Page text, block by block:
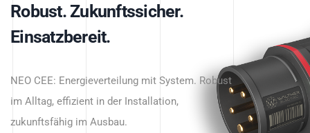
Intelligente Stromverteilung
beginnt hier.
Robust. Zukunftssicher.
Einsatzbereit.
NEO CEE: Energieverteilung mit System. Robust
im Alltag, effizient in der Installation,
zukunftsfähig im Ausbau.
Intelligenz trifft Energie.
Anwendungen – robust, IP-geschützt und
zukunftsfähig.